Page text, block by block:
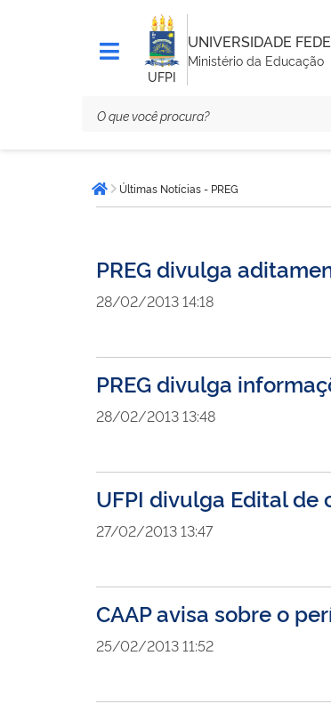
UFPI
UNIVERSIDADE
Ministério da Educação
está
aqui:Página inicial
Últimas Notícias - PREG
PREG divulga
28/02/2013 14:18
PREG divulga
28/02/2013 13:48
UFPI divulga Edital
27/02/2013 13:47
CAAP avisa sobre o
25/02/2013 11:52